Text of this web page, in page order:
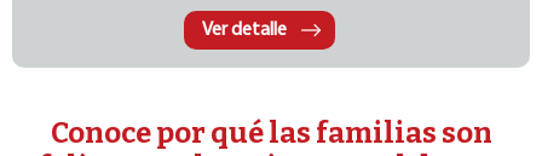
Ver detalle
Conoce por qué las familias son